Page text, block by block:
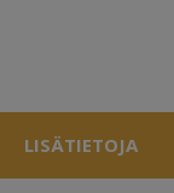
LISÄTIETOJA